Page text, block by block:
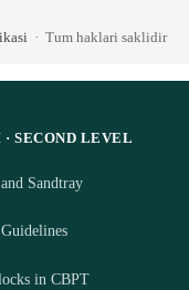
· Tum haklari saklidir
SECOND LEVEL
Sandtray
in CBPT